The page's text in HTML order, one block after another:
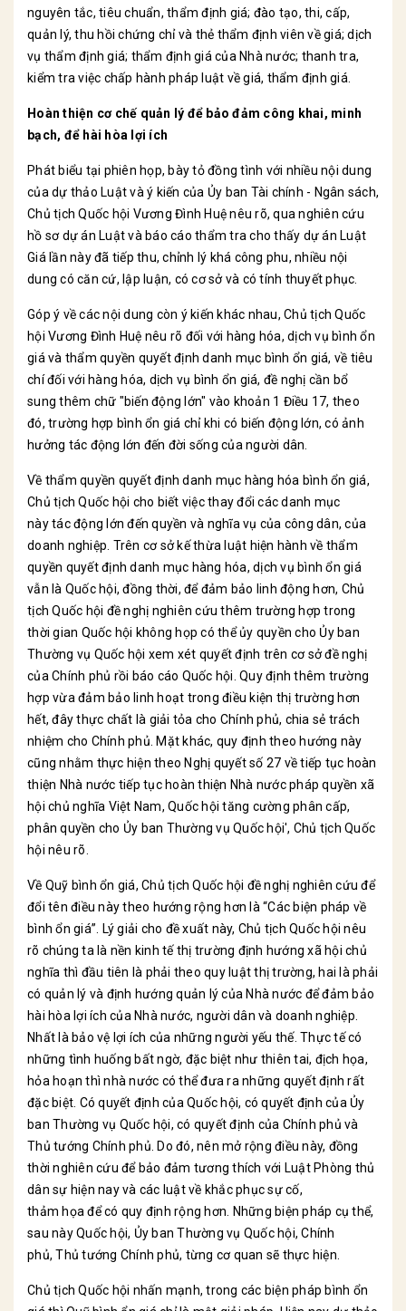
nguyên tắc, tiêu chuẩn, thẩm định giá; đào tạo, thi, cấp,
quản lý, thu hồi chứng chỉ và thẻ thẩm định viên về giá; dịch
vụ thẩm định giá; thẩm định giá của Nhà nước; thanh tra,
kiểm tra việc chấp hành pháp luật về giá, thẩm định giá.
Hoàn thiện cơ chế quản lý để bảo đảm công khai, minh
bạch, để hài hòa lợi ích
Phát biểu tại phiên họp, bày tỏ đồng tình với nhiều nội dung
của dự thảo Luật và ý kiến của Ủy ban Tài chính - Ngân sách,
Chủ tịch Quốc hội Vương Đình Huệ nêu rõ, qua nghiên cứu
hồ sơ dự án Luật và báo cáo thẩm tra cho thấy dự án Luật
Giá lần này đã tiếp thu, chỉnh lý khá công phu, nhiều nội
dung có căn cứ, lập luận, có cơ sở và có tính thuyết phục.
Góp ý về các nội dung còn ý kiến khác nhau, Chủ tịch Quốc
hội Vương Đình Huệ nêu rõ đối với hàng hóa, dịch vụ bình ổn
giá và thẩm quyền quyết định danh mục bình ổn giá, về tiêu
chí đối với hàng hóa, dịch vụ bình ổn giá, đề nghị cần bổ
sung thêm chữ "biến động lớn" vào khoản 1 Điều 17, theo
đó, trường hợp bình ổn giá chỉ khi có biến động lớn, có ảnh
hưởng tác động lớn đến đời sống của người dân.
Về thẩm quyền quyết định danh mục hàng hóa bình ổn giá,
Chủ tịch Quốc hội cho biết việc thay đổi các danh mục
này tác động lớn đến quyền và nghĩa vụ của công dân, của
doanh nghiệp. Trên cơ sở kế thừa luật hiện hành về thẩm
quyền quyết định danh mục hàng hóa, dịch vụ bình ổn giá
vẫn là Quốc hội, đồng thời, để đảm bảo linh động hơn, Chủ
tịch Quốc hội đề nghị nghiên cứu thêm trường hợp trong
thời gian Quốc hội không họp có thể ủy quyền cho Ủy ban
Thường vụ Quốc hội xem xét quyết định trên cơ sở đề nghị
của Chính phủ rồi báo cáo Quốc hội. Quy định thêm trường
hợp vừa đảm bảo linh hoạt trong điều kiện thị trường hơn
hết, đây thực chất là giải tỏa cho Chính phủ, chia sẻ trách
nhiệm cho Chính phủ. Mặt khác, quy định theo hướng này
cũng nhằm thực hiện theo Nghị quyết số 27 về tiếp tục hoàn
thiện Nhà nước tiếp tục hoàn thiện Nhà nước pháp quyền xã
hội chủ nghĩa Việt Nam, Quốc hội tăng cường phân cấp,
phân quyền cho Ủy ban Thường vụ Quốc hội', Chủ tịch Quốc
hội nêu rõ.
Về Quỹ bình ổn giá, Chủ tịch Quốc hội đề nghị nghiên cứu để
đổi tên điều này theo hướng rộng hơn là “Các biện pháp về
bình ổn giá”. Lý giải cho đề xuất này, Chủ tịch Quốc hội nêu
rõ chúng ta là nền kinh tế thị trường định hướng xã hội chủ
nghĩa thì đầu tiên là phải theo quy luật thị trường, hai là phải
có quản lý và định hướng quản lý của Nhà nước để đảm bảo
hài hòa lợi ích của Nhà nước, người dân và doanh nghiệp.
Nhất là bảo vệ lợi ích của những người yếu thế. Thực tế có
những tình huống bất ngờ, đặc biệt như thiên tai, địch họa,
hỏa hoạn thì nhà nước có thể đưa ra những quyết định rất
đặc biệt. Có quyết định của Quốc hội, có quyết định của Ủy
ban Thường vụ Quốc hội, có quyết định của Chính phủ và
Thủ tướng Chính phủ. Do đó, nên mở rộng điều này, đồng
thời nghiên cứu để bảo đảm tương thích với Luật Phòng thủ
dân sự hiện nay và các luật về khắc phục sự cố,
thảm họa để có quy định rộng hơn. Những biện pháp cụ thể,
sau này Quốc hội, Ủy ban Thường vụ Quốc hội, Chính
phủ, Thủ tướng Chính phủ, từng cơ quan sẽ thực hiện.
Chủ tịch Quốc hội nhấn mạnh, trong các biện pháp bình ổn